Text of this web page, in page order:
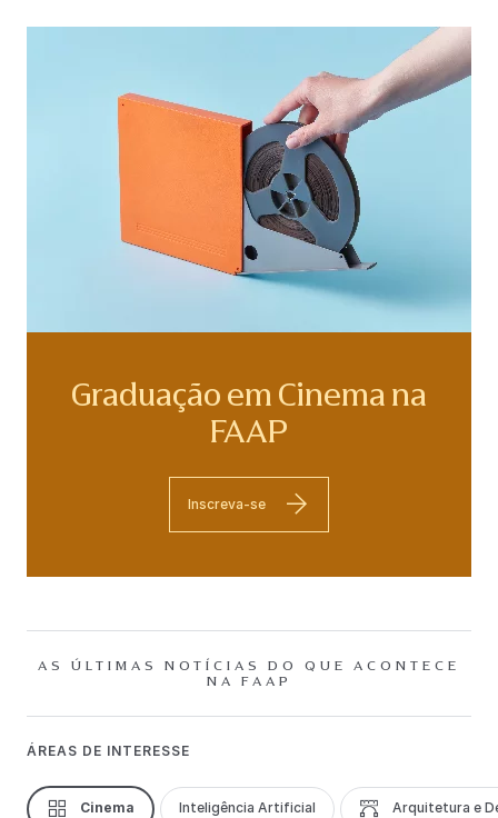
Graduação em Cinema na
FAAP
Inscreva-se
AS ÚLTIMAS NOTÍCIAS DO QUE ACONTECE
NA FAAP
ÁREAS DE INTERESSE
Cinema Inteligência Artificial Arquitetura e